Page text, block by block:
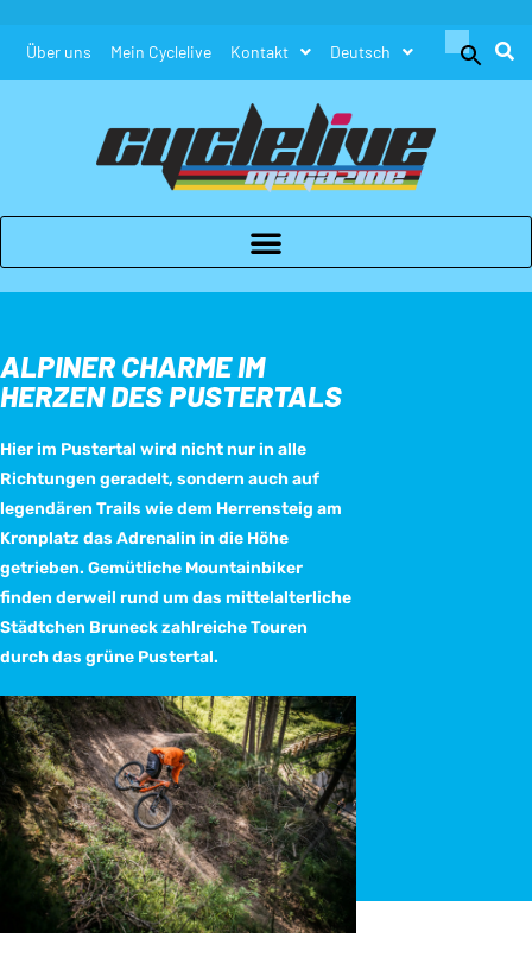
Über uns Mein Cyclelive Kontakt Deutsch
Search
Search Button
ALPINER CHARME IM
HERZEN DES PUSTERTALS
Hier im Pustertal wird nicht nur in alle
Richtungen geradelt, sondern auch auf
legendären Trails wie dem Herrensteig am
Kronplatz das Adrenalin in die Höhe
getrieben. Gemütliche Mountainbiker
finden derweil rund um das mittelalterliche
Städtchen Bruneck zahlreiche Touren
durch das grüne Pustertal.